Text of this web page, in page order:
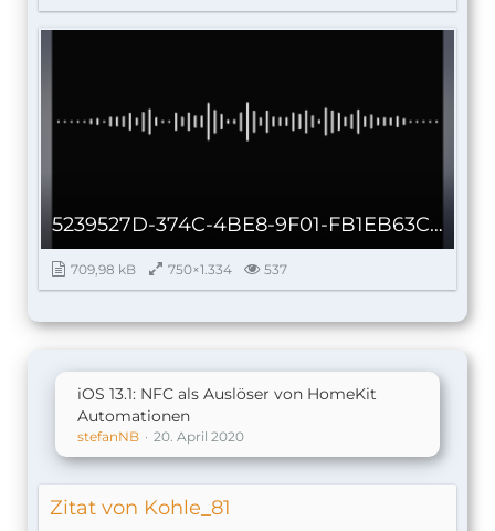
5239527D-374C-4BE8-9F01-FB1EB63C3B9E.png
709,98 kB 750×1.334 537
iOS 13.1: NFC als Auslöser von HomeKit
Automationen
stefanNB 20. April 2020
Zitat von Kohle_81